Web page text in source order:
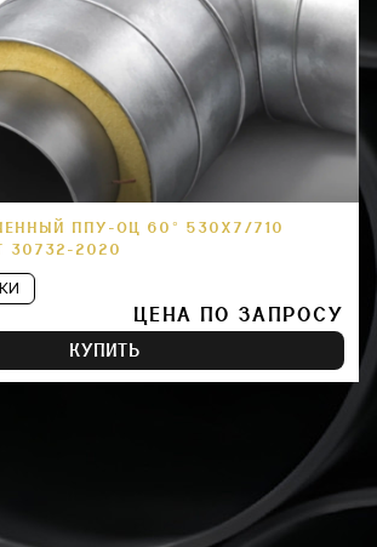
ППУ-ОЦ 60° 530Х7/710
30732-2020
ЦЕНА ПО ЗАПРОСУ
КУПИТЬ